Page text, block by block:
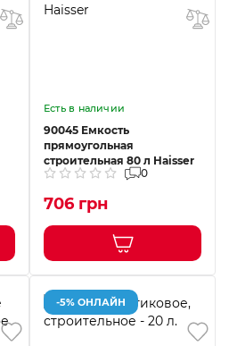
Есть в наличии
90045 Емкость
прямоугольная
строительная 80 л Haisser
0
706 грн
-5% ОНЛАЙН